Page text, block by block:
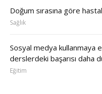
Doğum sırasına göre
Sağlık
Sosyal medya kullanmaya
derslerdeki başarısı daha
Eğitim